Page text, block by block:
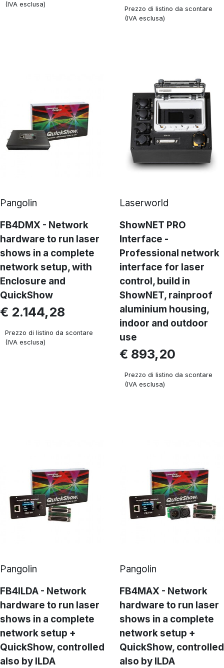
(IVA esclusa)
Prezzo di listino da scontare
(IVA esclusa)
Pangolin
FB4DMX - Network
hardware to run laser
shows in a complete
network setup, with
Enclosure and
QuickShow
€ 2.144,28
Prezzo di listino da scontare
(IVA esclusa)
Laserworld
ShowNET PRO
Interface -
Professional network
interface for laser
control, build in
ShowNET, rainproof
aluminium housing,
indoor and outdoor
use
€ 893,20
Prezzo di listino da scontare
(IVA esclusa)
Pangolin
FB4ILDA - Network
hardware to run laser
shows in a complete
network setup +
QuickShow, controlled
also by ILDA
Pangolin
FB4MAX - Network
hardware to run laser
shows in a complete
network setup +
QuickShow, controlled
also by ILDA